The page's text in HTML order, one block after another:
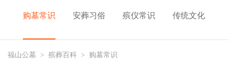
购墓常识 安葬习俗 殡仪常识 传统文化
福山公墓 > 殡葬百科 > 购墓常识